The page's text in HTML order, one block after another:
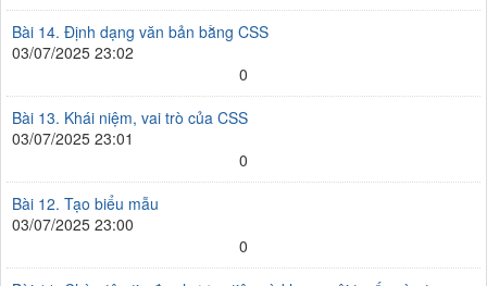
Bài 14. Định dạng văn bản bằng CSS
03/07/2025 23:02
0
Bài 13. Khái niệm, vai trò của CSS
03/07/2025 23:01
0
Bài 12. Tạo biểu mẫu
03/07/2025 23:00
0